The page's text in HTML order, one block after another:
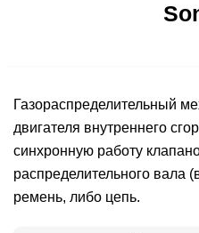
Газораспределительный
двигателя внутреннего
синхронную работу
распределительного вала
ремень, либо цепь.